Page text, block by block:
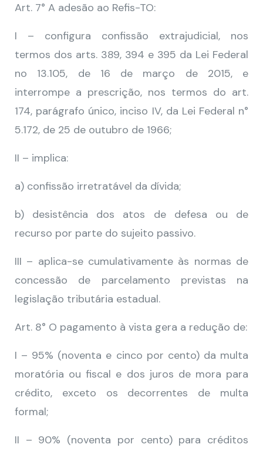
Art. 7° A adesão ao Refis-TO:
I – configura confissão extrajudicial, nos
termos dos arts. 389, 394 e 395 da Lei Federal
no 13.105, de 16 de março de 2015, e
interrompe a prescrição, nos termos do art.
174, parágrafo único, inciso IV, da Lei Federal n°
5.172, de 25 de outubro de 1966;
II – implica:
a) confissão irretratável da dívida;
b) desistência dos atos de defesa ou de
recurso por parte do sujeito passivo.
III – aplica-se cumulativamente às normas de
concessão de parcelamento previstas na
legislação tributária estadual.
Art. 8° O pagamento à vista gera a redução de:
I – 95% (noventa e cinco por cento) da multa
moratória ou fiscal e dos juros de mora para
crédito, exceto os decorrentes de multa
formal;
II – 90% (noventa por cento) para créditos